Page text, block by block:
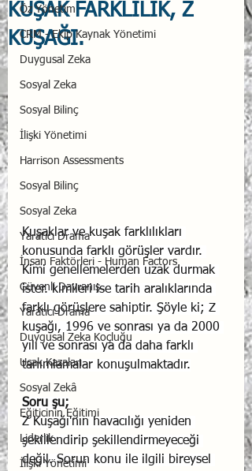
Öz Yönetim
CRM - Ekip Kaynak Yönetimi
Duygusal Zeka
Sosyal Zeka
Sosyal Bilinç
İlişki Yönetimi
Harrison Assessments
Sosyal Bilinç
Sosyal Zeka
Yaratıcı Drama
İnsan Faktörleri - Human Factors
Güvenli Davranış
Yaratıcı Drama
Duygusal Zeka Koçluğu
Uçak Kazaları
Sosyal Zekâ
Eğiticinin Eğitimi
Liderlik
İlişki Yönetimi
KUŞAK FARKLILIK, Z
KUŞAĞI.
Kuşaklar ve kuşak farklılıkları
konusunda farklı görüşler vardır.
Kimi genellemelerden uzak durmak
ister. kimileri ise tarih aralıklarında
farklı görüşlere sahiptir. Şöyle ki; Z
kuşağı, 1996 ve sonrası ya da 2000
yılı ve sonrası ya da daha farklı
tanımlamalar konuşulmaktadır.
Soru şu;
Z Kuşağı'nın havacılığı yeniden
şekillendirip şekillendirmeyeceği
değil. Sorun konu ile ilgili bireysel